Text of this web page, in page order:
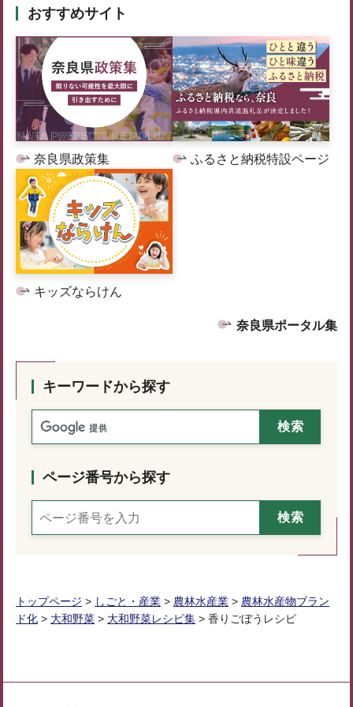
おすすめサイト
奈良県政策集 ふるさと納税特設ページ
キッズならけん
奈良県ポータル集
キーワードから探す
ページ番号から探す
トップページ > しごと・産業 > 農林水産業 > 農林水産物ブラン
ド化 > 大和野菜 > 大和野菜レシピ集 > 香りごぼうレシピ